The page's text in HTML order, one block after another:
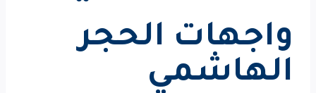
واجهات الحجر
الهاشمي